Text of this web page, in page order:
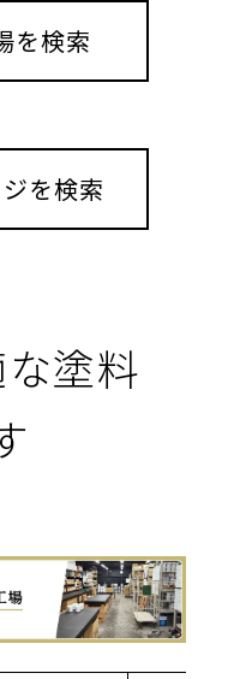
を検索
を検索
塗料